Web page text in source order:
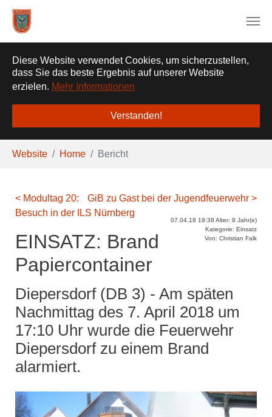
Diese Website verwendet Cookies, um sicherzustellen,
dass Sie das beste Ergebnis auf unserer Website
erzielen. Mehr Informationen
Verstanden!
Sie sind hier:
Website Home Bericht
GiB zu Gast bei der Jugendfeuerwehr >
< Modultag 20:
Besuch in der ILS Nürnberg
07.04.18 19:38 Alter: 8 Jahr(e)
Kategorie: Einsatz
Von: Christian Falk
EINSATZ: Brand
Papiercontainer
Diepersdorf (DB 3) - Am späten
Nachmittag des 7. April 2018 um
17:10 Uhr wurde die Feuerwehr
Diepersdorf zu einem Brand
alarmiert.